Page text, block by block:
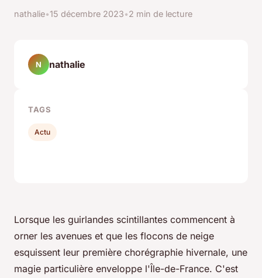
nathalie•15 décembre 2023•2 min de lecture
Lorsque les guirlandes scintillantes commencent à
orner les avenues et que les flocons de neige
esquissent leur première chorégraphie hivernale, une
magie particulière enveloppe l'Île-de-France. C'est
N nathalie
TAGS
Actu